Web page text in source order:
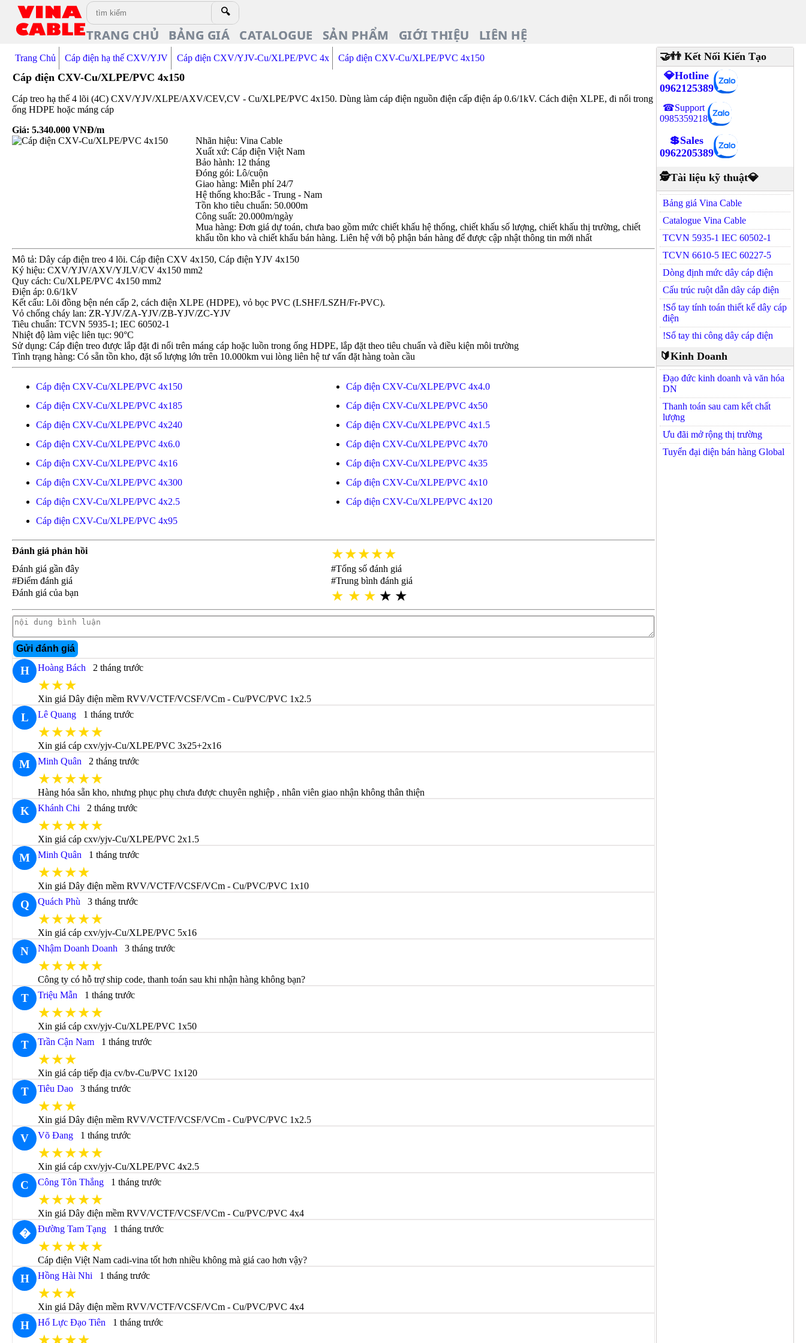
🔍
TRANG CHỦ BẢNG GIÁ CATALOGUE SẢN PHẨM GIỚI THIỆU LIÊN HỆ
Trang Chủ Cáp điện hạ thế CXV/YJV Cáp điện CXV/YJV-Cu/XLPE/PVC 4x Cáp điện CXV-Cu/XLPE/PVC 4x150
Cáp điện CXV-Cu/XLPE/PVC 4x150
Cáp treo hạ thế 4 lõi (4C) CXV/YJV/XLPE/AXV/CEV,CV - Cu/XLPE/PVC 4x150. Dùng làm cáp điện nguồn điện cấp điện áp 0.6/1kV. Cách điện XLPE, đi nổi trong
ống HDPE hoặc máng cáp
Giá:5.340.000 VNĐ/m
Nhãn hiệu: Vina Cable
Xuất xứ: Cáp điện Việt Nam
Bảo hành: 12 tháng
Đóng gói: Lô/cuộn
Giao hàng: Miễn phí 24/7
Hệ thống kho:Bắc - Trung - Nam
Tồn kho tiêu chuẩn: 50.000m
Công suất: 20.000m/ngày
Mua hàng: Đơn giá dự toán, chưa bao gồm mức chiết khấu hệ thống, chiết khấu số lượng, chiết khấu thị trường, chiết
khấu tồn kho và chiết khấu bán hàng. Liên hệ với bộ phận bán hàng để được cập nhật thông tin mới nhất
Mô tả: Dây cáp điện treo 4 lõi. Cáp điện CXV 4x150, Cáp điện YJV 4x150
Ký hiệu: CXV/YJV/AXV/YJLV/CV 4x150 mm2
Quy cách: Cu/XLPE/PVC 4x150 mm2
Điện áp: 0.6/1kV
Kết cấu: Lõi đồng bện nén cấp 2, cách điện XLPE (HDPE), vỏ bọc PVC (LSHF/LSZH/Fr-PVC).
Vỏ chống cháy lan: ZR-YJV/ZA-YJV/ZB-YJV/ZC-YJV
Tiêu chuẩn: TCVN 5935-1; IEC 60502-1
Nhiệt độ làm việc liên tục: 90°C
Sử dụng: Cáp điện treo được lắp đặt đi nổi trên máng cáp hoặc luồn trong ống HDPE, lắp đặt theo tiêu chuẩn và điều kiện môi trường
Tình trạng hàng: Có sẵn tồn kho, đặt số lượng lớn trên 10.000km vui lòng liên hệ tư vấn đặt hàng toàn cầu
Cáp điện CXV-Cu/XLPE/PVC 4x150
Cáp điện CXV-Cu/XLPE/PVC 4x4.0
Cáp điện CXV-Cu/XLPE/PVC 4x185
Cáp điện CXV-Cu/XLPE/PVC 4x50
Cáp điện CXV-Cu/XLPE/PVC 4x240
Cáp điện CXV-Cu/XLPE/PVC 4x1.5
Cáp điện CXV-Cu/XLPE/PVC 4x6.0
Cáp điện CXV-Cu/XLPE/PVC 4x70
Cáp điện CXV-Cu/XLPE/PVC 4x16
Cáp điện CXV-Cu/XLPE/PVC 4x35
Cáp điện CXV-Cu/XLPE/PVC 4x300
Cáp điện CXV-Cu/XLPE/PVC 4x10
Cáp điện CXV-Cu/XLPE/PVC 4x2.5
Cáp điện CXV-Cu/XLPE/PVC 4x120
Cáp điện CXV-Cu/XLPE/PVC 4x95
Đánh giá phản hồi ★★★★★
Đánh giá gần đây
#Tổng số đánh giá
#Điểm đánh giá
#Trung bình đánh giá
Đánh giá của bạn
★ ★ ★ ★ ★
Gửi đánh giá
H Hoàng Bách 2 tháng trước
★★★
Xin giá Dây điện mềm RVV/VCTF/VCSF/VCm - Cu/PVC/PVC 1x2.5
L Lê Quang 1 tháng trước
★★★★★
Xin giá cáp cxv/yjv-Cu/XLPE/PVC 3x25+2x16
M Minh Quân 2 tháng trước
★★★★★
Hàng hóa sẵn kho, nhưng phục phụ chưa được chuyên nghiệp , nhân viên giao nhận không thân thiện
K Khánh Chi 2 tháng trước
★★★★★
Xin giá cáp cxv/yjv-Cu/XLPE/PVC 2x1.5
M Minh Quân 1 tháng trước
★★★★
Xin giá Dây điện mềm RVV/VCTF/VCSF/VCm - Cu/PVC/PVC 1x10
Q Quách Phù 3 tháng trước
★★★★★
Xin giá cáp cxv/yjv-Cu/XLPE/PVC 5x16
N Nhậm Doanh Doanh 3 tháng trước
★★★★★
Công ty có hỗ trợ ship code, thanh toán sau khi nhận hàng không bạn?
T Triệu Mẫn 1 tháng trước
★★★★★
Xin giá cáp cxv/yjv-Cu/XLPE/PVC 1x50
T Trần Cận Nam 1 tháng trước
★★★
Xin giá cáp tiếp địa cv/bv-Cu/PVC 1x120
T Tiêu Dao 3 tháng trước
★★★
Xin giá Dây điện mềm RVV/VCTF/VCSF/VCm - Cu/PVC/PVC 1x2.5
V Võ Đang 1 tháng trước
★★★★★
Xin giá cáp cxv/yjv-Cu/XLPE/PVC 4x2.5
C Công Tôn Thắng 1 tháng trước
★★★★★
Xin giá Dây điện mềm RVV/VCTF/VCSF/VCm - Cu/PVC/PVC 4x4
� Đường Tam Tạng 1 tháng trước
★★★★★
Cáp điện Việt Nam cadi-vina tốt hơn nhiều không mà giá cao hơn vậy?
H Hồng Hài Nhi 1 tháng trước
★★★
Xin giá Dây điện mềm RVV/VCTF/VCSF/VCm - Cu/PVC/PVC 4x4
H Hổ Lực Đạo Tiên 1 tháng trước
🤝👬 Kết Nối Kiến Tạo
💎Hotline
0962125389
☎Support
0985359218
💲Sales
0962205389
🕵Tài liệu kỹ thuật💎
Bảng giá Vina Cable
Catalogue Vina Cable
TCVN 5935-1 IEC 60502-1
TCVN 6610-5 IEC 60227-5
Dòng định mức dây cáp điện
Cấu trúc ruột dẫn dây cáp điện
!Sổ tay tính toán thiết kế dây cáp
điện
!Sổ tay thi công dây cáp điện
🔰Kinh Doanh
Đạo đức kinh doanh và văn hóa
DN
Thanh toán sau cam kết chất
lượng
Ưu đãi mở rộng thị trường
Tuyển đại diện bán hàng Global